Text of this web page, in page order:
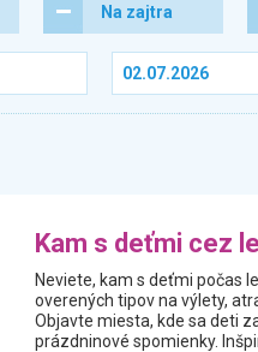
Na zajtra
Kam s deťmi cez
Neviete, kam s deťmi počas
overených tipov na výlety,
Objavte miesta, kde sa deti
prázdninové spomienky.